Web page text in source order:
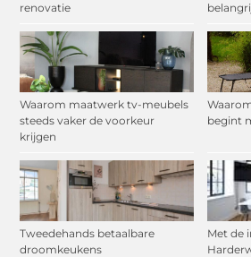
renovatie
Waarom maatwerk tv-meubels
steeds vaker de voorkeur
krijgen
begint
Tweedehands betaalbare
droomkeukens
Met de